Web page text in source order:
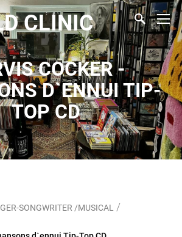
CLINIC
COCKER -
D`ENNUI TIP-
TOP CD
SONGWRITER /MUSICAL /